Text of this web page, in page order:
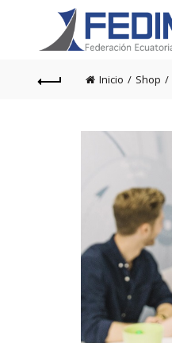
Inicio Shop